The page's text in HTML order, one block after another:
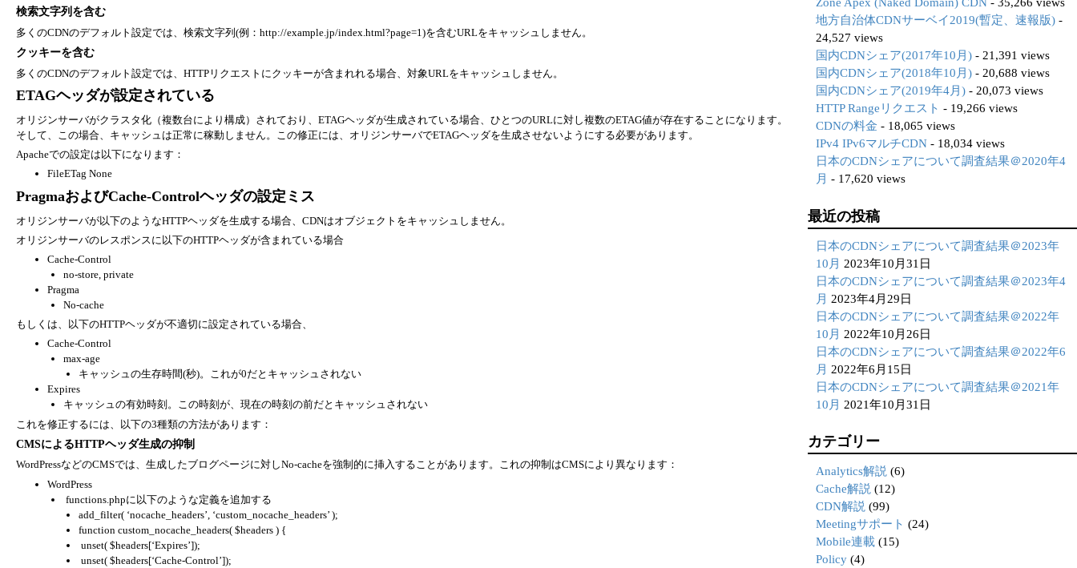
検索文字列を含む
多くのCDNのデフォルト設定では、検索文字列(例：http://example.jp/index.html?page=1)を含むURLをキャッシュしません。
クッキーを含む
多くのCDNのデフォルト設定では、HTTPリクエストにクッキーが含まれれる場合、対象URLをキャッシュしません。
ETAGヘッダが設定されている
オリジンサーバがクラスタ化（複数台により構成）されており、ETAGヘッダが生成されている場合、ひとつのURLに対し複数のETAG値が存在することになります。
そして、この場合、キャッシュは正常に稼動しません。この修正には、オリジンサーバでETAGヘッダを生成させないようにする必要があります。
Apacheでの設定は以下になります：
FileETag None
PragmaおよびCache-Controlヘッダの設定ミス
オリジンサーバが以下のようなHTTPヘッダを生成する場合、CDNはオブジェクトをキャッシュしません。
オリジンサーバのレスポンスに以下のHTTPヘッダが含まれている場合
Cache-Control
no-store, private
Pragma
No-cache
もしくは、以下のHTTPヘッダが不適切に設定されている場合、
Cache-Control
max-age
キャッシュの生存時間(秒)。これが0だとキャッシュされない
Expires
キャッシュの有効時刻。この時刻が、現在の時刻の前だとキャッシュされない
これを修正するには、以下の3種類の方法があります：
CMSによるHTTPヘッダ生成の抑制
WordPressなどのCMSでは、生成したブログページに対しNo-cacheを強制的に挿入することがあります。これの抑制はCMSにより異なります：
WordPress
functions.phpに以下のような定義を追加する
add_filter( ‘nocache_headers’, ‘custom_nocache_headers’ );
function custom_nocache_headers( $headers ) {
unset( $headers[‘Expires’]);
unset( $headers[‘Cache-Control’]);
地方自治体CDNサーベイ2019(暫定、速報版) -
24,527 views
国内CDNシェア(2017年10月) - 21,391 views
国内CDNシェア(2018年10月) - 20,688 views
国内CDNシェア(2019年4月) - 20,073 views
HTTP Rangeリクエスト - 19,266 views
CDNの料金 - 18,065 views
IPv4 IPv6マルチCDN - 18,034 views
日本のCDNシェアについて調査結果＠2020年4
月 - 17,620 views
最近の投稿
日本のCDNシェアについて調査結果＠2023年
10月 2023年10月31日
日本のCDNシェアについて調査結果＠2023年4
月 2023年4月29日
日本のCDNシェアについて調査結果＠2022年
10月 2022年10月26日
日本のCDNシェアについて調査結果＠2022年6
月 2022年6月15日
日本のCDNシェアについて調査結果＠2021年
10月 2021年10月31日
カテゴリー
Analytics解説 (6)
Cache解説 (12)
CDN解説 (99)
Meetingサポート (24)
Mobile連載 (15)
Policy (4)